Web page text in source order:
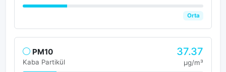
Orta
PM10
Kaba Partikül
37.37
μg/m³